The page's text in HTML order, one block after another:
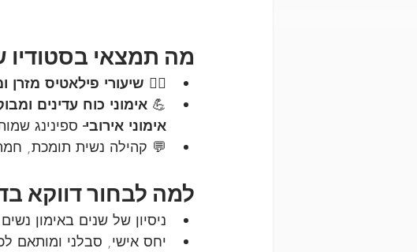
מה תמצאי בסטודיו
🧘‍♀️ שיעורי פילאטיס מזרן
💪 אימוני כוח עדינים
אימוני אירובי- ספינינג
💬 קהילה נשית תומכת,
למה לבחור דווקא
ניסיון של שנים באימון
יחס אישי, סבלני ומותאם